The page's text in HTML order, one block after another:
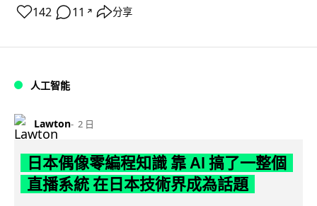
142 11 ↗ 分享
人工智能
Lawton 2 日
日本偶像零編程知識 靠 AI 搞了一整個
直播系統 在日本技術界成為話題